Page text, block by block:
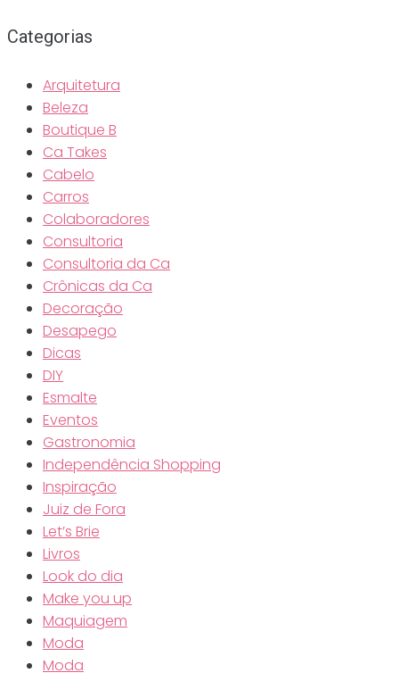
Categorias
Arquitetura
Beleza
Boutique B
Ca Takes
Cabelo
Carros
Colaboradores
Consultoria
Consultoria da Ca
Crônicas da Ca
Decoração
Desapego
Dicas
DIY
Esmalte
Eventos
Gastronomia
Independência Shopping
Inspiração
Juiz de Fora
Let’s Brie
Livros
Look do dia
Make you up
Maquiagem
Moda
Moda